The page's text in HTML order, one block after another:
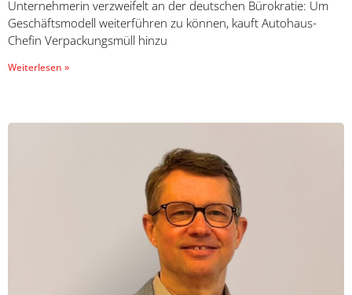
Unternehmerin verzweifelt an der deutschen Bürokratie: Um
Geschäftsmodell weiterführen zu können, kauft Autohaus-
Chefin Verpackungsmüll hinzu
Weiterlesen »